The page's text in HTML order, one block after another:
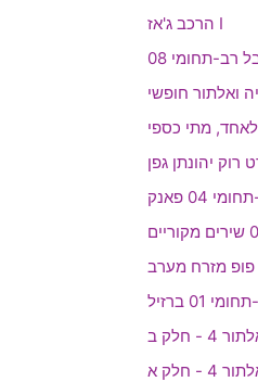
הרכב ג'אז I
04 פאנק
ברזיל